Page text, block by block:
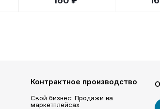
Контрактное производство
Свой бизнес: Продажи на
маркетплейсах